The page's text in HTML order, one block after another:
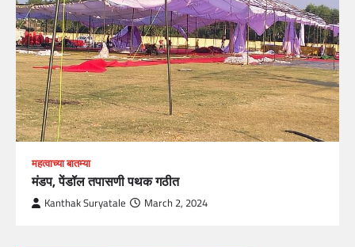
महत्वाच्या बातम्या
मंडप, पेंडॉल तपासणी पथक गठीत
Kanthak Suryatale March 2, 2024